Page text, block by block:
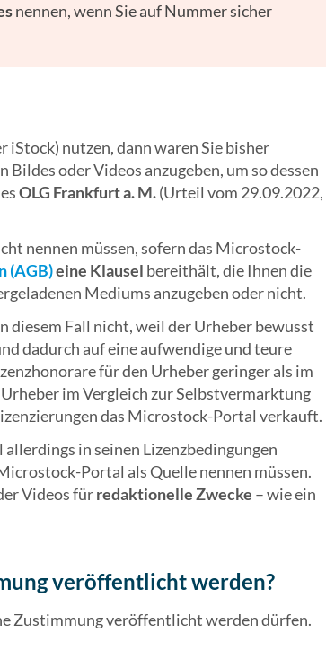
nennen, wenn Sie auf Nummer sicher
iStock) nutzen, dann waren Sie bisher
oder Videos anzugeben, um so dessen
OLG Frankfurt a. M.(Urteil vom 29.09.2022,
nennen müssen, sofern das Microstock-
(AGB)eine Klausel bereithält, die Ihnen die
Mediums anzugeben oder nicht.
diesem Fall nicht, weil der Urheber bewusst
dadurch auf eine aufwendige und teure
für den Urheber geringer als im
im Vergleich zur Selbstvermarktung
das Microstock-Portal verkauft.
in seinen Lizenzbedingungen
Portal als Quelle nennen müssen.
Videos fürredaktionelle Zwecke – wie ein
veröffentlicht werden?
Zustimmung veröffentlicht werden dürfen.